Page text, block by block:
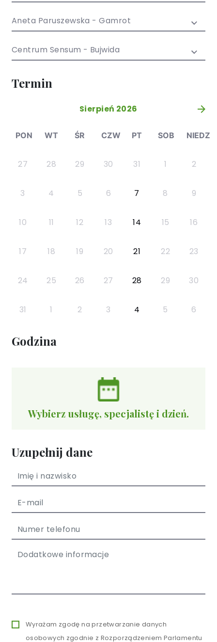
młodzieży
Aneta Paruszewska - Gamrot
Centrum Sensum - Bujwida
Termin
Sierpień 2026 »
PON WT ŚR CZW PT SOB NIEDZ
27 28 29 30 31 1 2
3 4 5 6 7 8 9
10 11 12 13 14 15 16
17 18 19 20 21 22 23
24 25 26 27 28 29 30
31 1 2 3 4 5 6
Godzina
Wybierz usługę, specjalistę i dzień.
Uzupełnij dane
Wyrażam zgodę na przetwarzanie danych
osobowych zgodnie z Rozporządzeniem Parlamentu